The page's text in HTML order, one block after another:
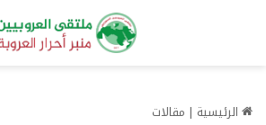
الرئيسية | مقالات